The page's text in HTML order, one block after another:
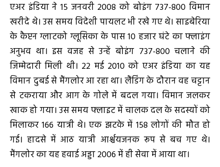
एअर इंडिया ने 15 जनवरी 2008 को बोइंग 737-800 विमान
खरीदे थे। उस समय विदेशी पायलट भी रखे गए थे। साइबेरिया
के कैप्टन ग्लाटको ग्लूसिका के पास 10 हजार घंटे का फ्लाइंग
अनुभव था। इस वजह से उन्हें बोइंग 737-800 चलाने की
जिम्मेदारी मिली थी। 22 मई 2010 को एअर इंडिया का यह
विमान दुबई से मैंगलोर आ रहा था। लैंडिंग के दौरान वह चट्टान
से टकराया और आग के गोले में बदल गया। विमान जलकर
खाक हो गया। उस समय फ्लाइट में चालक दल के सदस्यों को
मिलाकर 166 यात्री थे। एक झटके में 158 लोगों की मौत हो
गई। हादसे में आठ यात्री आर्श्चयजनक रूप से बच गए थे।
मैंगलोर का यह हवाई अड्डा 2006 में ही सेवा में आया था।